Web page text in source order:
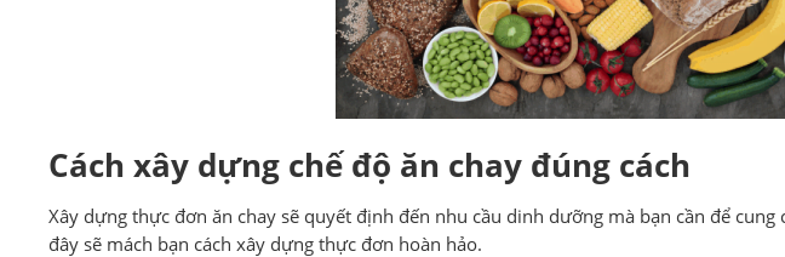
Cách xây dựng chế độ ăn chay đúng cách
Xây dựng thực đơn ăn chay sẽ quyết định đến nhu cầu dinh dưỡng mà bạn cần để
đây sẽ mách bạn cách xây dựng thực đơn hoàn hảo.